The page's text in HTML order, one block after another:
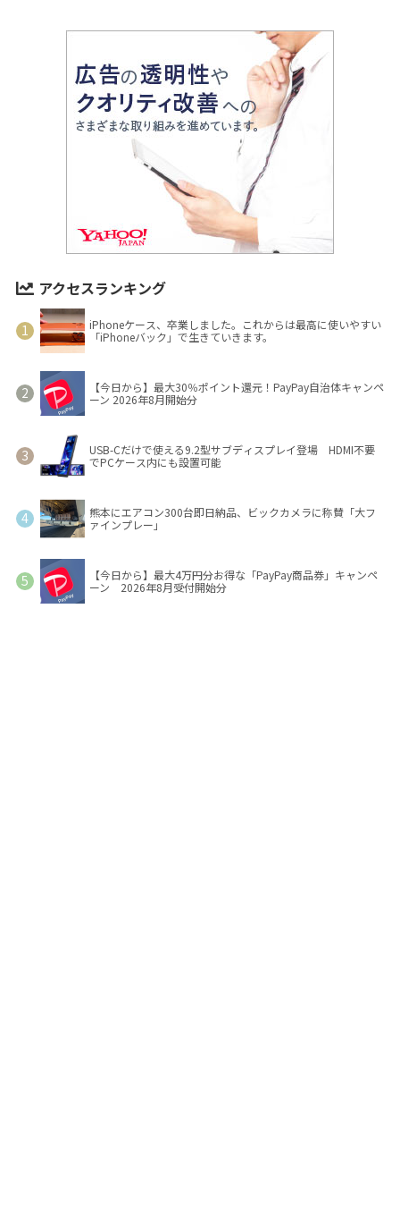
アクセスランキング
iPhoneケース、卒業しました。これからは最高に使いやすい
「iPhoneバック」で生きていきます。
【今日から】最大30％ポイント還元！PayPay自治体キャンペ
ーン 2026年8月開始分
USB-Cだけで使える9.2型サブディスプレイ登場 HDMI不要
でPCケース内にも設置可能
熊本にエアコン300台即日納品、ビックカメラに称賛「大フ
ァインプレー」
【今日から】最大4万円分お得な「PayPay商品券」キャンペ
ーン 2026年8月受付開始分